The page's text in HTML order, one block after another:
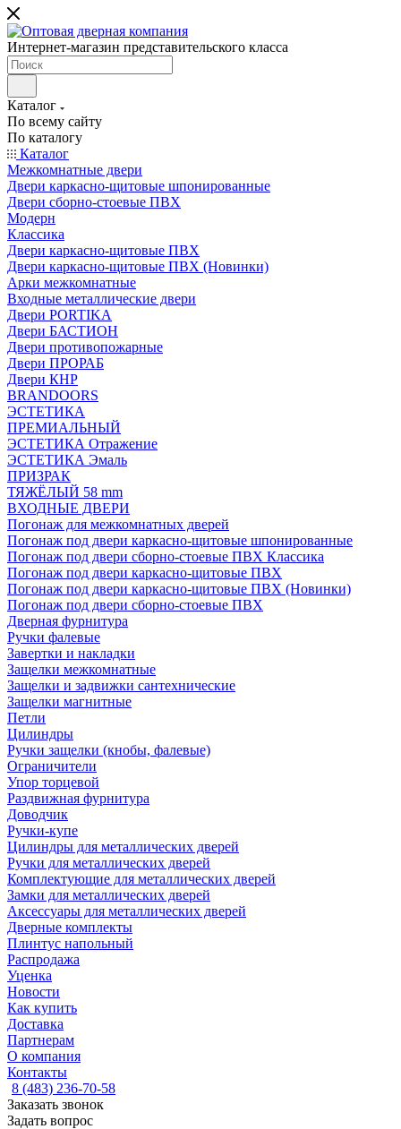
Интернет-магазин представительского класса
Каталог
По всему сайту
По каталогу
Каталог
Межкомнатные двери
Двери каркасно-щитовые шпонированные
Двери сборно-стоевые ПВХ
Модерн
Классика
Двери каркасно-щитовые ПВХ
Двери каркасно-щитовые ПВХ (Новинки)
Арки межкомнатные
Входные металлические двери
Двери PORTIKA
Двери БАСТИОН
Двери противопожарные
Двери ПРОРАБ
Двери КНР
BRANDOORS
ЭСТЕТИКА
ПРЕМИАЛЬНЫЙ
ЭСТЕТИКА Отражение
ЭСТЕТИКА Эмаль
ПРИЗРАК
ТЯЖЁЛЫЙ 58 mm
ВХОДНЫЕ ДВЕРИ
Погонаж для межкомнатных дверей
Погонаж под двери каркасно-щитовые шпонированные
Погонаж под двери сборно-стоевые ПВХ Классика
Погонаж под двери каркасно-щитовые ПВХ
Погонаж под двери каркасно-щитовые ПВХ (Новинки)
Погонаж под двери сборно-стоевые ПВХ
Дверная фурнитура
Ручки фалевые
Завертки и накладки
Защелки межкомнатные
Защелки и задвижки сантехнические
Защелки магнитные
Петли
Цилиндры
Ручки защелки (кнобы, фалевые)
Ограничители
Упор торцевой
Раздвижная фурнитура
Доводчик
Ручки-купе
Цилиндры для металлических дверей
Ручки для металлических дверей
Комплектующие для металлических дверей
Замки для металлических дверей
Аксессуары для металлических дверей
Дверные комплекты
Плинтус напольный
Распродажа
Уценка
Новости
Как купить
Доставка
Партнерам
О компания
Контакты
8 (483) 236-70-58
Заказать звонок
Задать вопрос